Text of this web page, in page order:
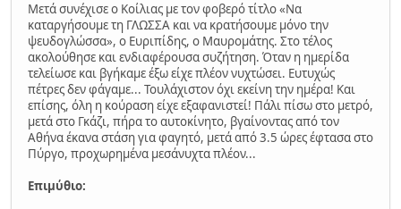
Μετά συνέχισε ο Κοίλιας με τον φοβερό τίτλο «Να
καταργήσουμε τη ΓΛΩΣΣΑ και να κρατήσουμε μόνο την
ψευδογλώσσα», ο Ευριπίδης, ο Μαυρομάτης. Στο τέλος
ακολούθησε και ενδιαφέρουσα συζήτηση. Όταν η ημερίδα
τελείωσε και βγήκαμε έξω είχε πλέον νυχτώσει. Ευτυχώς
πέτρες δεν φάγαμε... Τουλάχιστον όχι εκείνη την ημέρα! Και
επίσης, όλη η κούραση είχε εξαφανιστεί! Πάλι πίσω στο μετρό,
μετά στο Γκάζι, πήρα το αυτοκίνητο, βγαίνοντας από τον
Αθήνα έκανα στάση για φαγητό, μετά από 3.5 ώρες έφτασα στο
Πύργο, προχωρημένα μεσάνυχτα πλέον...
Επιμύθιο: